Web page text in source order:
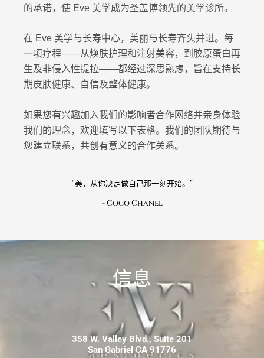
的承诺，使 Eve 美学成为圣盖博领先的美学诊所。
在 Eve 美学与长寿中心，美丽与长寿齐头并进。每
一项疗程——从焕肤护理和注射美容，到胶原蛋白再
生及非侵入性提拉——都经过深思熟虑，旨在支持长
期皮肤健康、自信及整体健康。
如果您有兴趣加入我们的影响者合作网络并亲身体验
我们的理念，欢迎填写以下表格。我们的团队期待与
您建立联系，共创有意义的合作关系。
“美，从你决定做自己那一刻开始。”
- Coco Chanel
信息
358 W. Valley Blvd., Suite 201
San Gabriel CA 91776